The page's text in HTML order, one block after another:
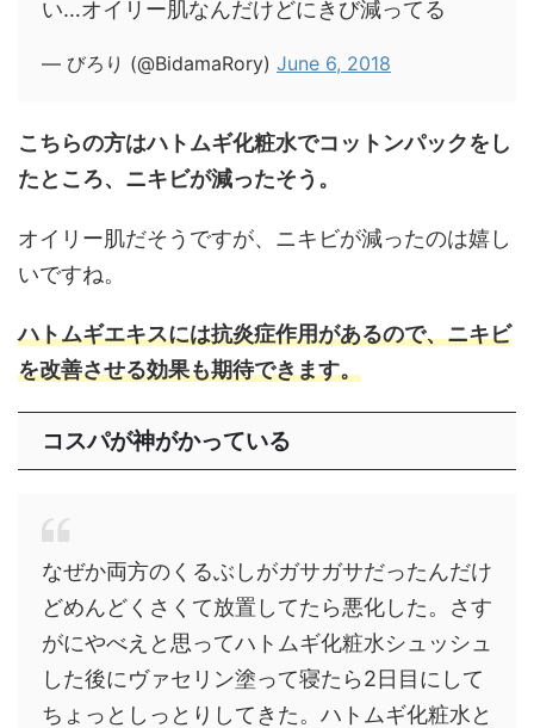
い…オイリー肌なんだけどにきび減ってる
— びろり (@BidamaRory) June 6, 2018
こちらの方はハトムギ化粧水でコットンパックをし
たところ、ニキビが減ったそう。
オイリー肌だそうですが、ニキビが減ったのは嬉し
いですね。
ハトムギエキスには抗炎症作用があるので、ニキビ
を改善させる効果も期待できます。
コスパが神がかっている
なぜか両方のくるぶしがガサガサだったんだけ
どめんどくさくて放置してたら悪化した。さす
がにやべえと思ってハトムギ化粧水シュッシュ
した後にヴァセリン塗って寝たら2日目にして
ちょっとしっとりしてきた。ハトムギ化粧水と